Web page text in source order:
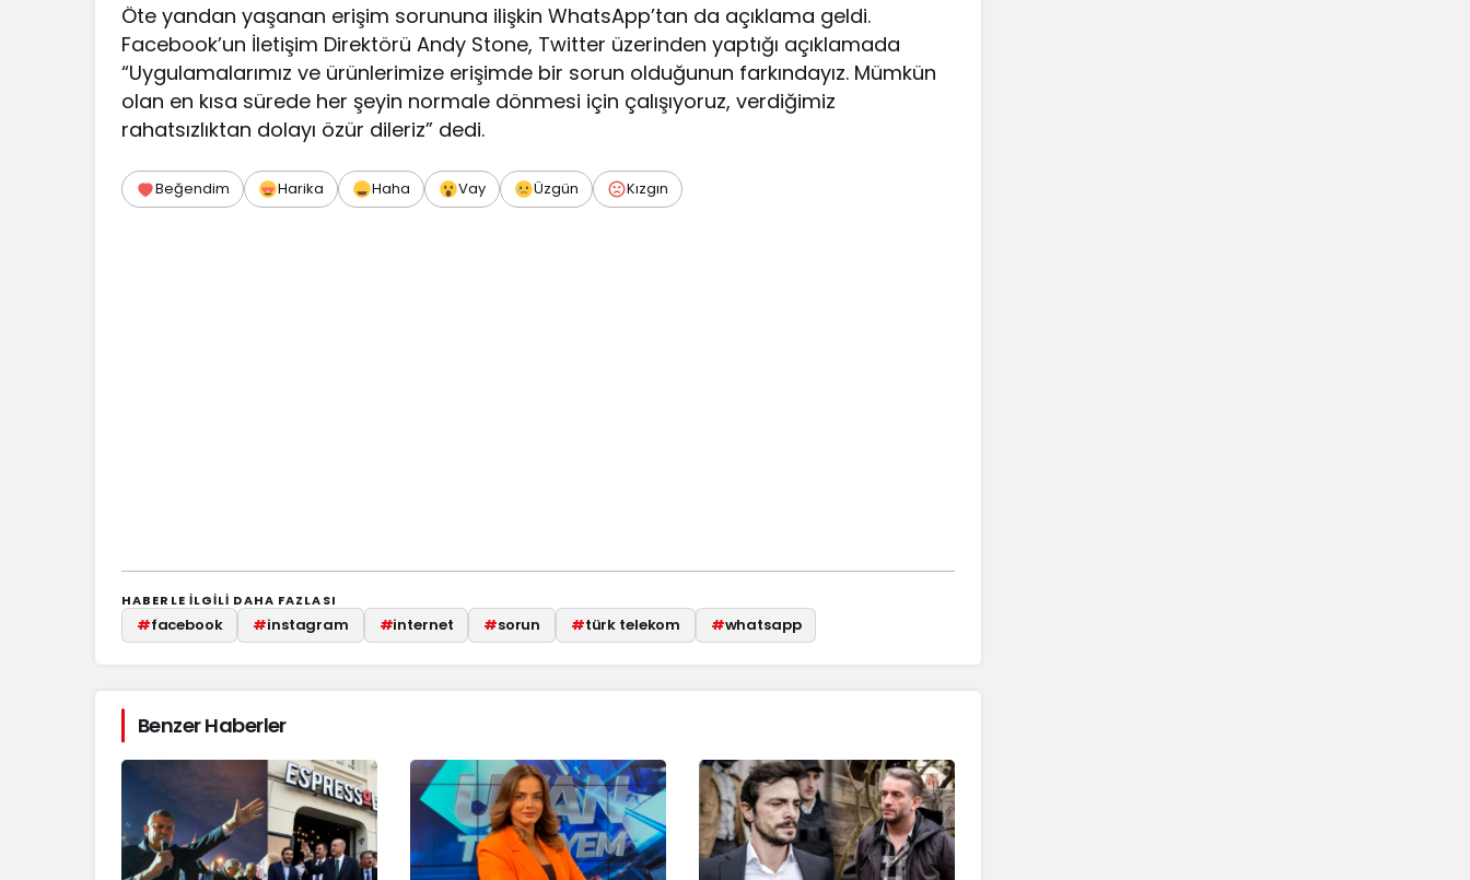
Öte yandan yaşanan erişim sorununa ilişkin WhatsApp’tan da açıklama geldi.
Facebook’un İletişim Direktörü Andy Stone, Twitter üzerinden yaptığı açıklamada
“Uygulamalarımız ve ürünlerimize erişimde bir sorun olduğunun farkındayız. Mümkün
olan en kısa sürede her şeyin normale dönmesi için çalışıyoruz, verdiğimiz
rahatsızlıktan dolayı özür dileriz” dedi.
Beğendim Harika Haha Vay Üzgün Kızgın
HABERLE ILGILI DAHA FAZLASI
#facebook #instagram #internet #sorun #türk telekom #whatsapp
Benzer Haberler